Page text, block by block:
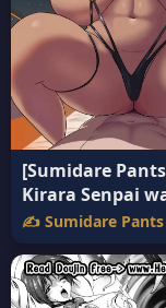
[Sumidare
Kirara Senpai
Tashikametai
(Taimanin
ไทย
✍️ Sumidare Pants